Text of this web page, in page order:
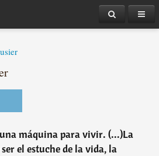
una máquina para vivir. (...)La
ser el estuche de la vida, la